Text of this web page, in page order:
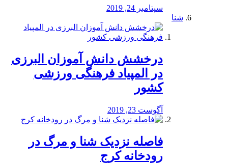
سپتامبر 24, 2019
شنا
درخشش دانش آموزان البرزی
در المپیاد فرهنگی ورزشی
کشور
آگوست 23, 2019
️فاصله نزدیک شنا و مرگ در
رودخانه کرج